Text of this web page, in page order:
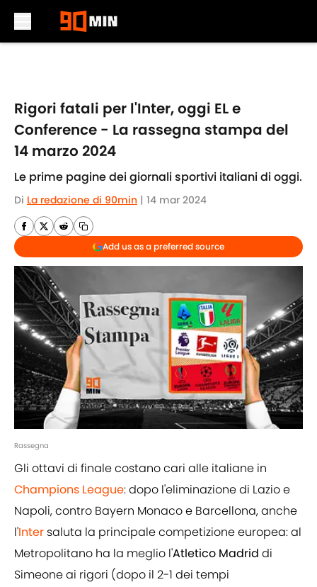
Rigori fatali per l'Inter, oggi EL e
Conference - La rassegna stampa del
14 marzo 2024
Le prime pagine dei giornali sportivi italiani di oggi.
Di La redazione di 90min | 14 mar 2024
Add us as a preferred source
Rassegna
Gli ottavi di finale costano cari alle italiane in
Champions League: dopo l'eliminazione di Lazio e
Napoli, contro Bayern Monaco e Barcellona, anche
l'Inter saluta la principale competizione europea: al
Metropolitano ha la meglio l'Atletico Madrid di
Simeone ai rigori (dopo il 2-1 dei tempi